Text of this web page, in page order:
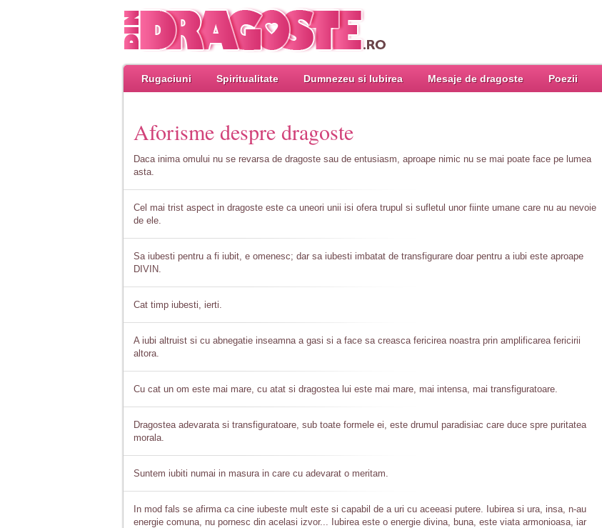
Rugaciuni Spiritualitate Dumnezeu si Iubirea Mesaje de dragoste Poezii
Aforisme despre dragoste
Daca inima omului nu se revarsa de dragoste sau de entusiasm, aproape nimic nu se mai poate face pe lumea
asta.
Cel mai trist aspect in dragoste este ca uneori unii isi ofera trupul si sufletul unor fiinte umane care nu au nevoie
de ele.
Sa iubesti pentru a fi iubit, e omenesc; dar sa iubesti imbatat de transfigurare doar pentru a iubi este aproape
DIVIN.
Cat timp iubesti, ierti.
A iubi altruist si cu abnegatie inseamna a gasi si a face sa creasca fericirea noastra prin amplificarea fericirii
altora.
Cu cat un om este mai mare, cu atat si dragostea lui este mai mare, mai intensa, mai transfiguratoare.
Dragostea adevarata si transfiguratoare, sub toate formele ei, este drumul paradisiac care duce spre puritatea
morala.
Suntem iubiti numai in masura in care cu adevarat o meritam.
In mod fals se afirma ca cine iubeste mult este si capabil de a uri cu aceeasi putere. Iubirea si ura, insa, n-au
energie comuna, nu pornesc din acelasi izvor... Iubirea este o energie divina, buna, este viata armonioasa, iar